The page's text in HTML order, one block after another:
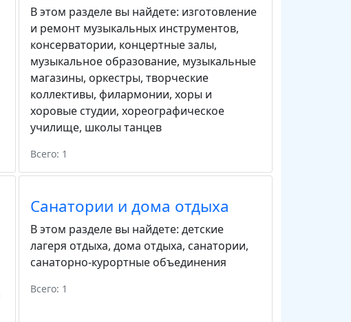
В этом разделе вы найдете: изготовление
и ремонт музыкальных инструментов,
консерватории, концертные залы,
музыкальное образование, музыкальные
магазины, оркестры, творческие
коллективы, филармонии, хоры и
хоровые студии, хореографическое
училище, школы танцев
Всего: 1
Санатории и дома отдыха
В этом разделе вы найдете: детские
лагеря отдыха, дома отдыха, санатории,
санаторно-курортные объединения
Всего: 1